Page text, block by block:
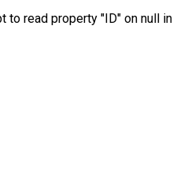
to read property "ID" on null in